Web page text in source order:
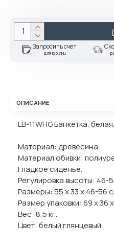
Запросить счет
для юр.лиц
ОПИСАНИЕ
LB-11WHG Банкетка,
Материал: древесина.
Материал обивки:
Гладкое сиденье.
Регулировка высоты: 46-
Размеры: 55 х 33 х 46-56
Размер упаковки: 69 х 36
Вес: 8,5 кг.
Цвет: белый глянцевый.